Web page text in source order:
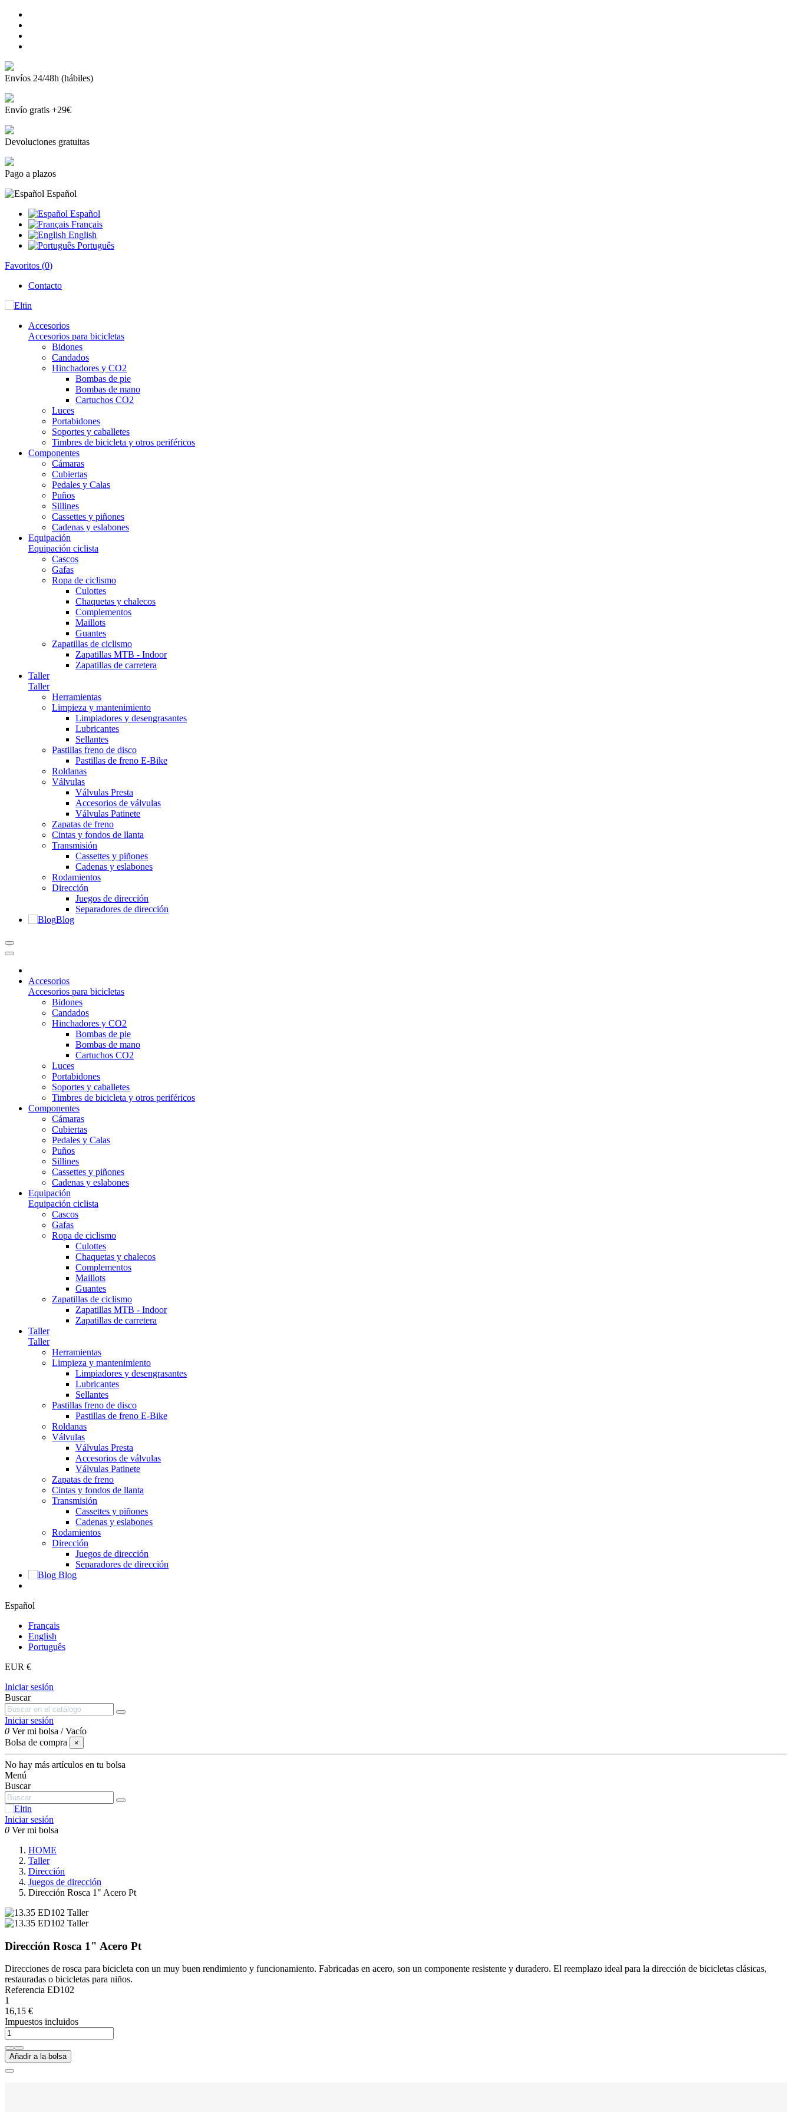
Envíos 24/48h (hábiles)
Envío gratis +29€
Devoluciones gratuitas
Pago a plazos
Español
Español
Français
English
Português
Favoritos (0)
Contacto
Accesorios
Accesorios para bicicletas
Bidones
Candados
Hinchadores y CO2
Bombas de pie
Bombas de mano
Cartuchos CO2
Luces
Portabidones
Soportes y caballetes
Timbres de bicicleta y otros periféricos
Componentes
Cámaras
Cubiertas
Pedales y Calas
Puños
Sillines
Cassettes y piñones
Cadenas y eslabones
Equipación
Equipación ciclista
Cascos
Gafas
Ropa de ciclismo
Culottes
Chaquetas y chalecos
Complementos
Maillots
Guantes
Zapatillas de ciclismo
Zapatillas MTB - Indoor
Zapatillas de carretera
Taller
Taller
Herramientas
Limpieza y mantenimiento
Limpiadores y desengrasantes
Lubricantes
Sellantes
Pastillas freno de disco
Pastillas de freno E-Bike
Roldanas
Válvulas
Válvulas Presta
Accesorios de válvulas
Válvulas Patinete
Zapatas de freno
Cintas y fondos de llanta
Transmisión
Cassettes y piñones
Cadenas y eslabones
Rodamientos
Dirección
Juegos de dirección
Separadores de dirección
Blog
Accesorios
Accesorios para bicicletas
Bidones
Candados
Hinchadores y CO2
Bombas de pie
Bombas de mano
Cartuchos CO2
Luces
Portabidones
Soportes y caballetes
Timbres de bicicleta y otros periféricos
Componentes
Cámaras
Cubiertas
Pedales y Calas
Puños
Sillines
Cassettes y piñones
Cadenas y eslabones
Equipación
Equipación ciclista
Cascos
Gafas
Ropa de ciclismo
Culottes
Chaquetas y chalecos
Complementos
Maillots
Guantes
Zapatillas de ciclismo
Zapatillas MTB - Indoor
Zapatillas de carretera
Taller
Taller
Herramientas
Limpieza y mantenimiento
Limpiadores y desengrasantes
Lubricantes
Sellantes
Pastillas freno de disco
Pastillas de freno E-Bike
Roldanas
Válvulas
Válvulas Presta
Accesorios de válvulas
Válvulas Patinete
Zapatas de freno
Cintas y fondos de llanta
Transmisión
Cassettes y piñones
Cadenas y eslabones
Rodamientos
Dirección
Juegos de dirección
Separadores de dirección
Blog
Español
Français
English
Português
EUR €
Iniciar sesión
Buscar
Iniciar sesión
0 Ver mi bolsa /Vacío
Bolsa de compra
×
No hay más artículos en tu bolsa
Menú
Buscar
Iniciar sesión
0 Ver mi bolsa
HOME
Taller
Dirección
Juegos de dirección
Dirección Rosca 1" Acero Pt
Dirección Rosca 1" Acero Pt
Direcciones de rosca para bicicleta con un muy buen rendimiento y funcionamiento. Fabricadas en acero, son un componente resistente y duradero. El reemplazo ideal para la dirección de bicicletas clásicas,
restauradas o bicicletas para niños.
Referencia ED102
1
16,15 €
Impuestos incluidos
Añadir a la bolsa